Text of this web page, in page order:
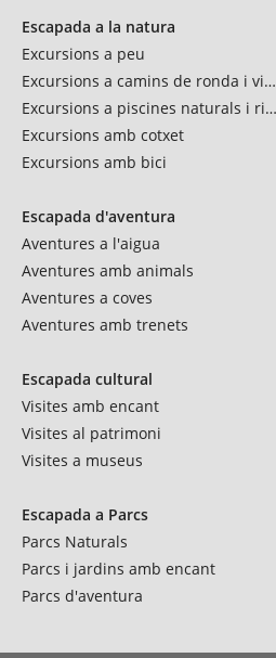
Escapada a la natura
Excursions a peu
Excursions a camins de ronda i
Excursions a piscines naturals i rius
Excursions amb cotxet
Excursions amb bici
Escapada d'aventura
Aventures a l'aigua
Aventures amb animals
Aventures a coves
Aventures amb trenets
Escapada cultural
Visites amb encant
Visites al patrimoni
Visites a museus
Escapada a Parcs
Parcs Naturals
Parcs i jardins amb encant
Parcs d'aventura